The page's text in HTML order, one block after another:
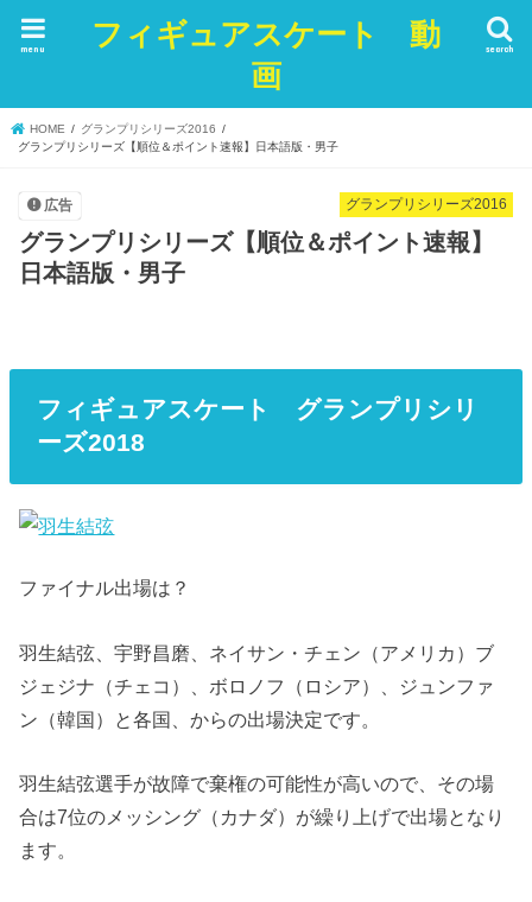
フィギュアスケート 動
画
search
menu
HOME
グランプリシリーズ2016
グランプリシリーズ【順位＆ポイント速報】日本語版・男子
グランプリシリーズ2016
広告
グランプリシリーズ【順位＆ポイント速報】
日本語版・男子
フィギュアスケート グランプリシリ
ーズ2018
ファイナル出場は？
羽生結弦、宇野昌磨、ネイサン・チェン（アメリカ）ブ
ジェジナ（チェコ）、ボロノフ（ロシア）、ジュンファ
ン（韓国）と各国、からの出場決定です。
羽生結弦選手が故障で棄権の可能性が高いので、その場
合は7位のメッシング（カナダ）が繰り上げで出場となり
ます。